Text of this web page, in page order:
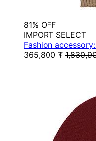
81% OFF
IMPORT SELECT
Fashion accessory:
365,800 ₮